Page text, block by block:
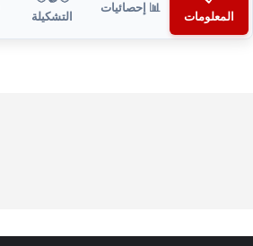
المعلومات
📊 إحصائيات
التشكيلة